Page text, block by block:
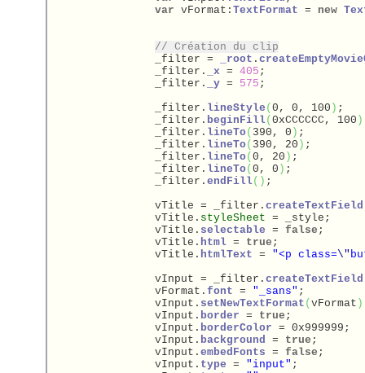
var vFormat: TextFormat = new
// Création du clip
		_filter =
_root .
		_filter.
_x = 405 ;
		_filter.
_y = 575 ;
		_filter.
lineStyle ( 0, 0, 100 ) ;
		_filter.
beginFill( 0xCCCCCC, 100 )
		_filter.
lineTo( 390, 0 ) ;
		_filter.
lineTo( 390, 20 ) ;
		_filter.
lineTo( 0, 20 ) ;
		_filter.
lineTo( 0, 0 ) ;
		_filter.
endFill( ) ;
		vTitle = _filter.
createTextField
		vTitle.
styleSheet = _style;
		vTitle.
selectable = false ;
		vTitle.
html = true ;
		vTitle.
htmlText = "<p class=\"
		vInput = _filter.
createTextField
		vFormat.
font = "_sans" ;
		vInput.
setNewTextFormat ( vFormat )
		vInput.
border = true ;
		vInput.
borderColor = 0x999999;
		vInput.
background = true ;
		vInput.
embedFonts = false ;
		vInput.
type = "input" ;